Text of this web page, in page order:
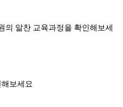
의 알찬 교육과정을 확인해보세
보세요